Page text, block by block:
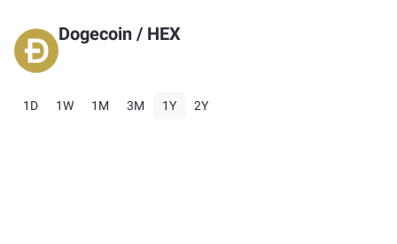
Dogecoin / HEX
1D 1W 1M 3M 1Y 2Y